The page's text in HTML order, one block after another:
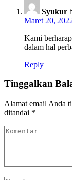
Syukur
Maret 20,
Kami
dalam hal
Reply
Tinggalkan
Alamat email Anda
ditandai *